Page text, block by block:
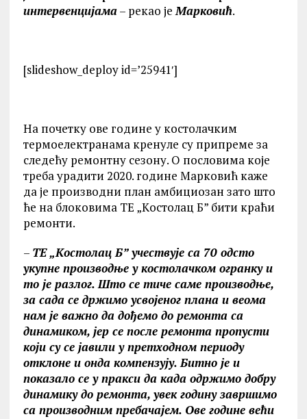
интервенцијама– рекао јеМарковић.
[slideshow_deploy id=’25941′]
На почетку ове године у костолачким
термоелектранама кренуле су припреме за
следећу ремонтну сезону. О пословима које
треба урадити 2020. године Марковић каже
да је производни план амбициозан зато што
ће на блоковима ТЕ „Kостолац Б” бити краћи
ремонти.
– ТЕ „Kостолац Б” учествује са 70 одсто
укупне производње у костолачком огранку и
то је разлог. Што се тиче саме производње,
за сада се држимо усвојеног плана и веома
нам је важно да дођемо до ремонта са
динамиком, јер се после ремонта пропусти
који су се јавили у претходном периоду
отклоне и онда компензују. Битно је и
показало се у пракси да када одржимо добру
динамику до ремонта, увек годину завршимо
са производним пребачајем. Ове године већи